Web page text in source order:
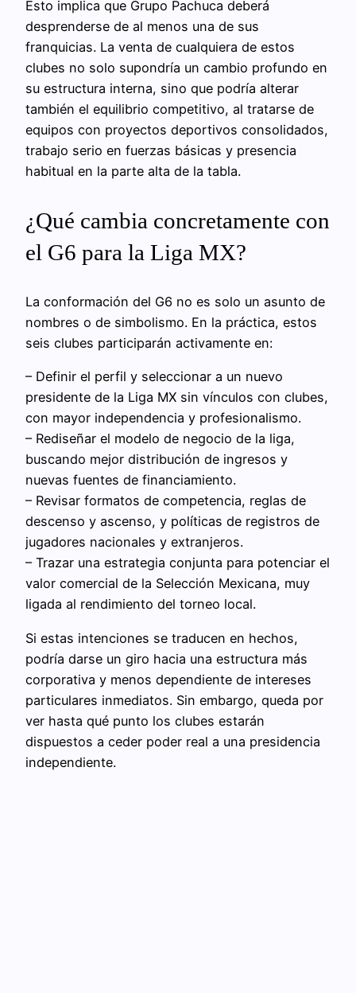
Esto implica que Grupo Pachuca deberá
desprenderse de al menos una de sus
franquicias. La venta de cualquiera de estos
clubes no solo supondría un cambio profundo en
su estructura interna, sino que podría alterar
también el equilibrio competitivo, al tratarse de
equipos con proyectos deportivos consolidados,
trabajo serio en fuerzas básicas y presencia
habitual en la parte alta de la tabla.
¿Qué cambia concretamente con
el G6 para la Liga MX?
La conformación del G6 no es solo un asunto de
nombres o de simbolismo. En la práctica, estos
seis clubes participarán activamente en:
– Definir el perfil y seleccionar a un nuevo
presidente de la Liga MX sin vínculos con clubes,
con mayor independencia y profesionalismo.
– Rediseñar el modelo de negocio de la liga,
buscando mejor distribución de ingresos y
nuevas fuentes de financiamiento.
– Revisar formatos de competencia, reglas de
descenso y ascenso, y políticas de registros de
jugadores nacionales y extranjeros.
– Trazar una estrategia conjunta para potenciar el
valor comercial de la Selección Mexicana, muy
ligada al rendimiento del torneo local.
Si estas intenciones se traducen en hechos,
podría darse un giro hacia una estructura más
corporativa y menos dependiente de intereses
particulares inmediatos. Sin embargo, queda por
ver hasta qué punto los clubes estarán
dispuestos a ceder poder real a una presidencia
independiente.